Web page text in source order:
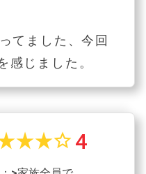
てました、今回
感じました。
star_ratestar_ratestar_border 4